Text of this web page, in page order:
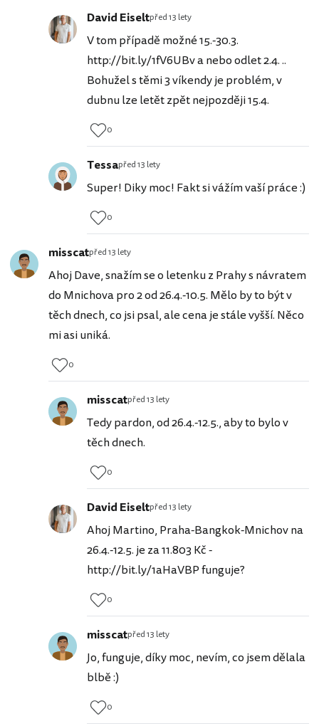
David Eiseltpřed 13 lety
V tom případě možné 15.-30.3.
http://bit.ly/1fV6UBv a nebo odlet 2.4. ..
Bohužel s těmi 3 víkendy je problém, v
dubnu lze letět zpět nejpozději 15.4.
0
Tessapřed 13 lety
Super! Diky moc! Fakt si vážím vaší práce :)
0
misscatpřed 13 lety
Ahoj Dave, snažím se o letenku z Prahy s návratem
do Mnichova pro 2 od 26.4.-10.5. Mělo by to být v
těch dnech, co jsi psal, ale cena je stále vyšší. Něco
mi asi uniká.
0
misscatpřed 13 lety
Tedy pardon, od 26.4.-12.5., aby to bylo v
těch dnech.
0
David Eiseltpřed 13 lety
Ahoj Martino, Praha-Bangkok-Mnichov na
26.4.-12.5. je za 11.803 Kč -
http://bit.ly/1aHaVBP funguje?
0
misscatpřed 13 lety
Jo, funguje, díky moc, nevím, co jsem dělala
blbě :)
0